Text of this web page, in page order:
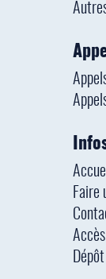
Faire
Accès